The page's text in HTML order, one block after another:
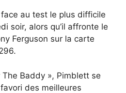
au test le plus difficile
soir, alors qu’il affronte le
Ferguson sur la carte
Baddy », Pimblett se
des meilleures